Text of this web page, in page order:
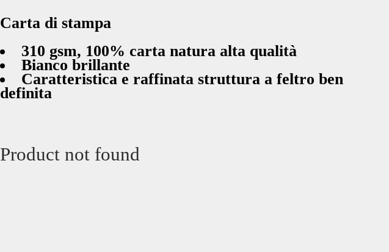
Carta di stampa
310 gsm, 100% carta natura alta qualità
Bianco brillante
Caratteristica e raffinata struttura a feltro ben
definita
Product not found